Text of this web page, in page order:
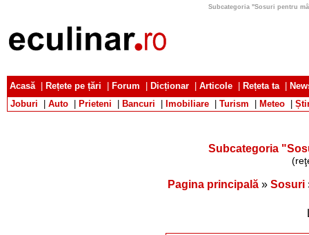
Subcategoria "Sosuri pentru
Acasă| Rețete pe țări Forum Dicționar Articole Rețeta ta|
Joburi
Auto Prieteni Bancuri Imobiliare Turism Meteo
Subcategoria
Pagina principală » Sosuri